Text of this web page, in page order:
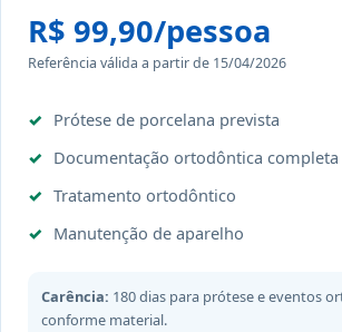
R$ 99,90/pessoa
Referência válida a partir de 15/04/2026
Prótese de porcelana prevista
Documentação ortodôntica completa
Tratamento ortodôntico
Manutenção de aparelho
Carência: 180 dias para prótese e eventos
conforme material.